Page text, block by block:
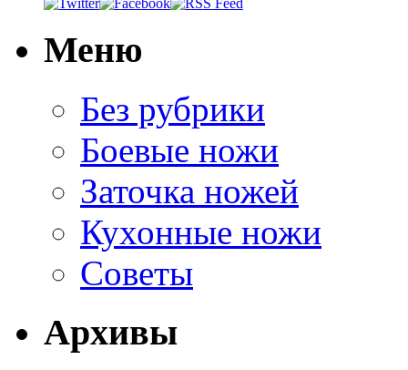
Меню
Без рубрики
Боевые ножи
Заточка ножей
Кухонные ножи
Советы
Архивы